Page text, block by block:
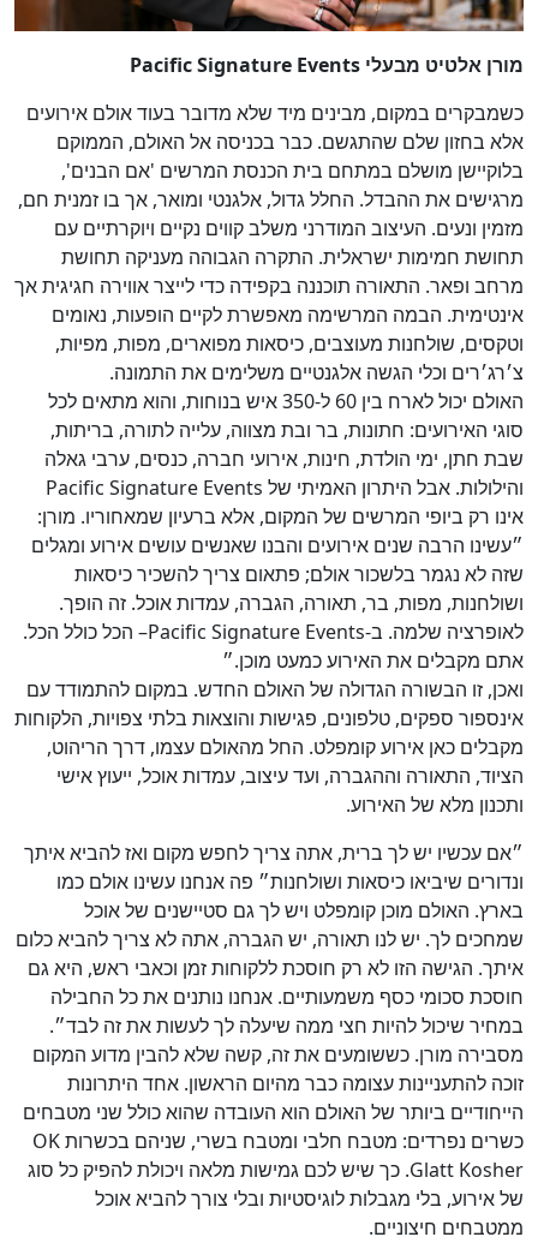
מורן אלטיט מבעלי Pacific Signature Events
כשמבקרים במקום, מבינים מיד שלא מדובר בעוד אולם אירועים
אלא בחזון שלם שהתגשם. כבר בכניסה אל האולם, הממוקם
בלוקיישן מושלם במתחם בית הכנסת המרשים 'אם הבנים',
מרגישים את ההבדל. החלל גדול, אלגנטי ומואר, אך בו זמנית חם,
מזמין ונעים. העיצוב המודרני משלב קווים נקיים ויוקרתיים עם
תחושת חמימות ישראלית. התקרה הגבוהה מעניקה תחושת
מרחב ופאר. התאורה תוכננה בקפידה כדי לייצר אווירה חגיגית אך
אינטימית. הבמה המרשימה מאפשרת לקיים הופעות, נאומים
וטקסים, שולחנות מעוצבים, כיסאות מפוארים, מפות, מפיות,
צ׳רג׳רים וכלי הגשה אלגנטיים משלימים את התמונה.
האולם יכול לארח בין 60 ל-350 איש בנוחות, והוא מתאים לכל
סוגי האירועים: חתונות, בר ובת מצווה, עלייה לתורה, בריתות,
שבת חתן, ימי הולדת, חינות, אירועי חברה, כנסים, ערבי גאלה
והילולות. אבל היתרון האמיתי של Pacific Signature Events
אינו רק ביופי המרשים של המקום, אלא ברעיון שמאחוריו. מורן:
״עשינו הרבה שנים אירועים והבנו שאנשים עושים אירוע ומגלים
שזה לא נגמר בלשכור אולם; פתאום צריך להשכיר כיסאות
ושולחנות, מפות, בר, תאורה, הגברה, עמדות אוכל. זה הופך.
לאופרציה שלמה. ב-Pacific Signature Events– הכל כולל הכל.
אתם מקבלים את האירוע כמעט מוכן.״
ואכן, זו הבשורה הגדולה של האולם החדש. במקום להתמודד עם
אינספור ספקים, טלפונים, פגישות והוצאות בלתי צפויות, הלקוחות
מקבלים כאן אירוע קומפלט. החל מהאולם עצמו, דרך הריהוט,
הציוד, התאורה וההגברה, ועד עיצוב, עמדות אוכל, ייעוץ אישי
ותכנון מלא של האירוע.
״אם עכשיו יש לך ברית, אתה צריך לחפש מקום ואז להביא איתך
ונדורים שיביאו כיסאות ושולחנות״ פה אנחנו עשינו אולם כמו
בארץ. האולם מוכן קומפלט ויש לך גם סטיישנים של אוכל
שמחכים לך. יש לנו תאורה, יש הגברה, אתה לא צריך להביא כלום
איתך. הגישה הזו לא רק חוסכת ללקוחות זמן וכאבי ראש, היא גם
חוסכת סכומי כסף משמעותיים. אנחנו נותנים את כל החבילה
במחיר שיכול להיות חצי ממה שיעלה לך לעשות את זה לבד״.
מסבירה מורן. כששומעים את זה, קשה שלא להבין מדוע המקום
זוכה להתעניינות עצומה כבר מהיום הראשון. אחד היתרונות
הייחודיים ביותר של האולם הוא העובדה שהוא כולל שני מטבחים
כשרים נפרדים: מטבח חלבי ומטבח בשרי, שניהם בכשרות OK
Glatt Kosher. כך שיש לכם גמישות מלאה ויכולת להפיק כל סוג
של אירוע, בלי מגבלות לוגיסטיות ובלי צורך להביא אוכל
ממטבחים חיצוניים.